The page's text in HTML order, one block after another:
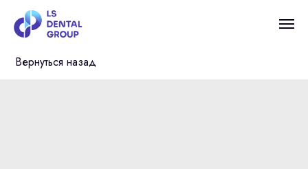
Вернуться назад